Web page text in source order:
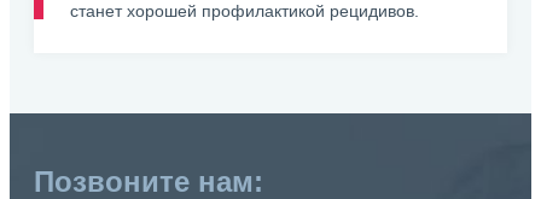
станет хорошей профилактикой рецидивов.
Позвоните нам: